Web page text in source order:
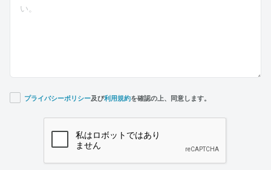
プライバシーポリシー及び利用規約を確認の上、同意します。